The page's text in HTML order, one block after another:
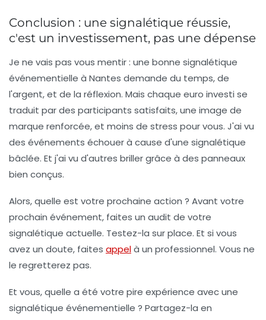
Conclusion : une signalétique réussie,
c'est un investissement, pas une dépense
Je ne vais pas vous mentir : une bonne signalétique
événementielle à Nantes demande du temps, de
l'argent, et de la réflexion. Mais chaque euro investi se
traduit par des participants satisfaits, une image de
marque renforcée, et moins de stress pour vous. J'ai vu
des événements échouer à cause d'une signalétique
bâclée. Et j'ai vu d'autres briller grâce à des panneaux
bien conçus.
Alors, quelle est votre prochaine action ? Avant votre
prochain événement, faites un audit de votre
signalétique actuelle. Testez-la sur place. Et si vous
avez un doute, faites appelà un professionnel. Vous ne
le regretterez pas.
Et vous, quelle a été votre pire expérience avec une
signalétique événementielle ? Partagez-la en